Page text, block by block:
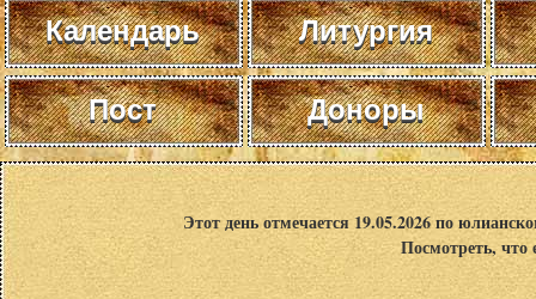
Календарь Литургия
Пост Доноры
Этот день отмечается 19.05.2026 по
Посмотреть,